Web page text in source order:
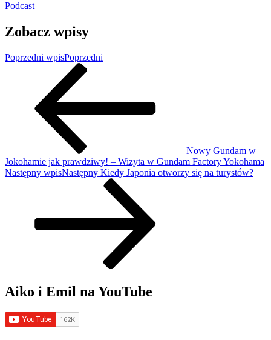
Podcast
Zobacz wpisy
Poprzedni wpisPoprzedni
Nowy Gundam w
Jokohamie jak prawdziwy! – Wizyta w Gundam Factory Yokohama
Następny wpisNastępny Kiedy Japonia otworzy się na turystów?
Aiko i Emil na YouTube